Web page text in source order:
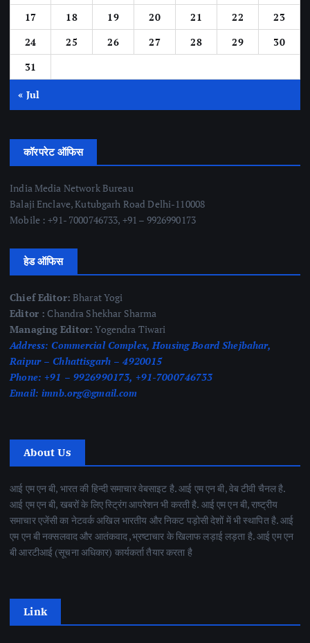
17
18 19 20 21 22
23
24
25 26 27 28 29
30
31
« Jul
कॉरपरेट ऑफिस
India Media Network Bureau
Balaji Enclave, Kutubgarh Road Delhi-110008
Mobile : +91- 7000746733, +91 – 9926990173
हेड ऑफिस
Chief Editor: Bharat Yogi
Editor : Chandra Shekhar Sharma
Managing Editor: Yogendra Tiwari
Address: Commercial Complex, Housing Board Shejbahar,
Raipur – Chhattisgarh – 4920015
Phone: +91 – 9926990173, +91-7000746733
Email: imnb.org@gmail.com
About Us
आई एम एन बी, भारत की हिन्दी समाचार वेबसाइट है. आई एम एन बी, वेब टीवी चैनल है.
आई एम एन बी, खबरों के लिए स्ट्रिंग आपरेशन भी करती है. आई एम एन बी, राष्ट्रीय
समाचार एजेंसी का नेटवर्क अखिल भारतीय और निकट पड़ोसी देशों में भी स्थापित है. आई
एम एन बी नक्सलवाद और आतंकवाद ,भ्रष्टाचार के खिलाफ लड़ाई लड़ता है. आई एम एन
बी आरटीआई (सूचना अधिकार) कार्यकर्ता तैयार करता है
Link